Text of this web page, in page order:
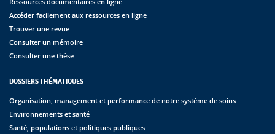
Accéder facilement aux ressources en ligne
Trouver une revue
Consulter un mémoire
Consulter une thèse
DOSSIERS THÉMATIQUES
Organisation, management et performance de notre système de soins
Environnements et santé
Santé, populations et politiques publiques